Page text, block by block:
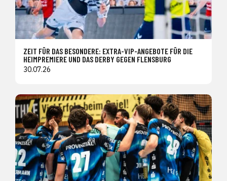
ZEIT FÜR DAS BESONDERE: EXTRA-VIP-ANGEBOTE FÜR DIE
HEIMPREMIERE UND DAS DERBY GEGEN FLENSBURG
30.07.26